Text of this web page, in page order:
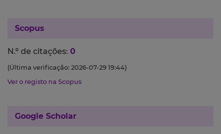
Scopus
N.º de citações: 0
(Última verificação: 2026-07-29 19:44)
Ver o registo na Scopus
Google Scholar